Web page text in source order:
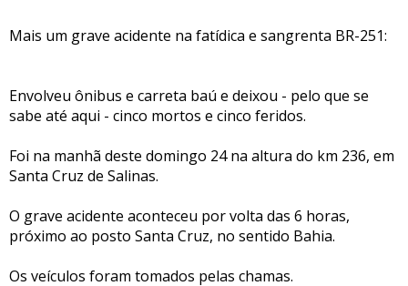
Mais um grave acidente na fatídica e sangrenta BR-251:
Envolveu ônibus e carreta baú e deixou - pelo que se
sabe até aqui - cinco mortos e cinco feridos.
Foi na manhã deste domingo 24 na altura do km 236, em
Santa Cruz de Salinas.
O grave acidente aconteceu por volta das 6 horas,
próximo ao posto Santa Cruz, no sentido Bahia.
Os veículos foram tomados pelas chamas.